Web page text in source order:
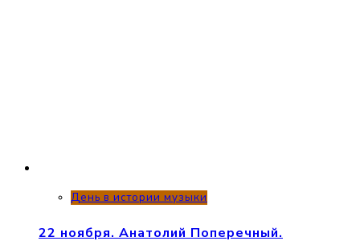
День в истории музыки
22 ноября. Анатолий Поперечный.